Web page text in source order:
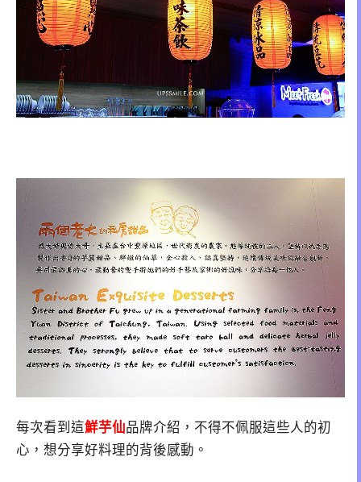
每次看到這鮮芋仙品牌介紹，不得不佩服這些人的初
心，想分享好料理的背後感動。